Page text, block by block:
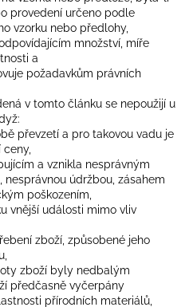
provedení určeno podle
vzorku nebo předlohy,
množství, míře
a
požadavkům právních
v tomto článku se nepoužijí u
převzetí a pro takovou vadu je
a vznikla nesprávným
nesprávnou údržbou, zásahem
poškozením,
vnější události mimo vliv
zboží, způsobené jeho
zboží byly nedbalým
předčasně vyčerpány
přírodních materiálů,